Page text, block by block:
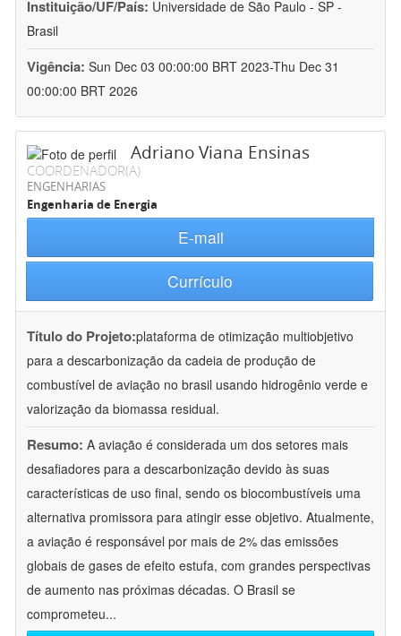
Instituição/UF/País: Universidade de São Paulo - SP -
Brasil
Vigência: Sun Dec 03 00:00:00 BRT 2023-Thu Dec 31
00:00:00 BRT 2026
Adriano Viana Ensinas
COORDENADOR(A)
ENGENHARIAS
Engenharia de Energia
E-mail
Currículo
Título do Projeto:plataforma de otimização multiobjetivo
para a descarbonização da cadeia de produção de
combustível de aviação no brasil usando hidrogênio verde e
valorização da biomassa residual.
Resumo: A aviação é considerada um dos setores mais
desafiadores para a descarbonização devido às suas
características de uso final, sendo os biocombustíveis uma
alternativa promissora para atingir esse objetivo. Atualmente,
a aviação é responsável por mais de 2% das emissões
globais de gases de efeito estufa, com grandes perspectivas
de aumento nas próximas décadas. O Brasil se
comprometeu...